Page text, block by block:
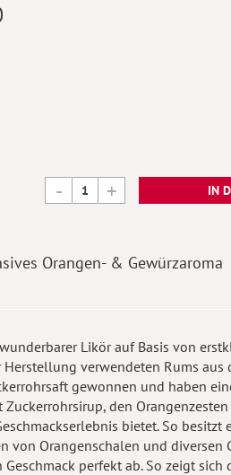
IN
Orangen- & Gewürzaroma
Likör auf Basis von
Herstellung verwendeten Rums
gewonnen und haben
den
bietet. So besitzt
von Orangenschalen und diversen
perfekt ab. So zeigt sich